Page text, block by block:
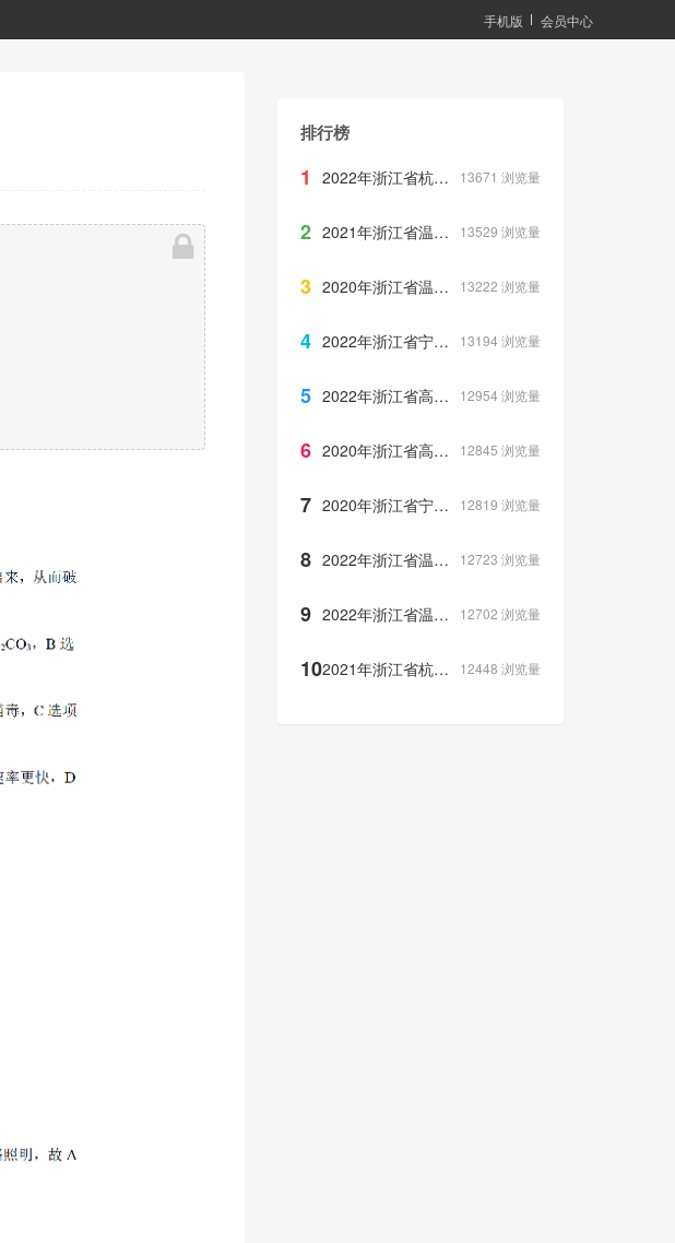
手机版 会员中心
排行榜
1 2022年浙江省杭州市中考科学真题 13671 浏览量
2 2021年浙江省温州市中考化学试卷 13529 浏览量
3 2020年浙江省温州市中考英语试题 13222 浏览量
4 2022年浙江省宁波市中考化学试卷 13194 浏览量
5 2022年浙江省高考化学真题 12954 浏览量
6 2020年浙江省高考语文真题 12845 浏览量
7 2020年浙江省宁波市中考语文试题 12819 浏览量
8 2022年浙江省温州市中考政治试题 12723 浏览量
9 2022年浙江省温州市中考地理试卷（科学） 12702 浏览量
10 2021年浙江省杭州市中考科学真题 12448 浏览量